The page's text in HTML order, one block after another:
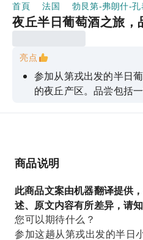
首頁 法国 勃艮第-弗朗什-孔
夜丘半日葡萄酒之旅，
亮点
参加从第戎出发的半日
的夜丘产区。品尝包括
商品说明
此商品文案由机器翻译提供
述、原文内容有所差异，请知
您可以期待什么？
参加这趟从第戎出发的半日